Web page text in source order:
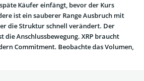
Käufer einfängt, bevor der Kurs
ist ein sauberer Range Ausbruch mit
die Struktur schnell verändert. Der
die Anschlussbewegung. XRP braucht
Commitment. Beobachte das Volumen,